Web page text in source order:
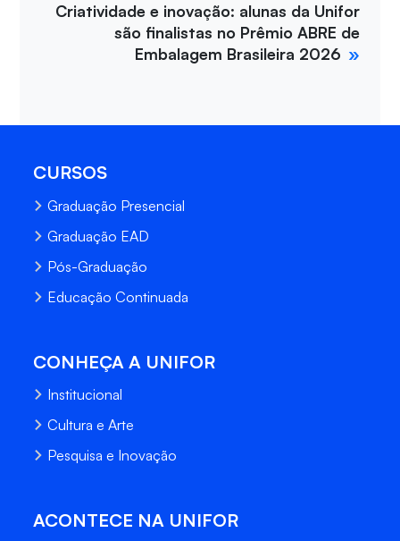
Criatividade e inovação: alunas da Unifor
são finalistas no Prêmio ABRE de
Embalagem Brasileira 2026
CURSOS
Graduação Presencial
Graduação EAD
Pós-Graduação
Educação Continuada
CONHEÇA A UNIFOR
Institucional
Cultura e Arte
Pesquisa e Inovação
ACONTECE NA UNIFOR